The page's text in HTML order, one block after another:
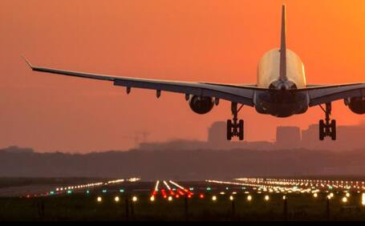
விமான நிறுவனங்கள்
நீட்டித்துள்ளது.
இந்திய விமானங்கள் மீதான தனது சொந்த
அறிவிப்பை வெளியிட்டதை அடுத்து இந்த
இந்த பரஸ்பர நடவடிக்கை இரு
மாதத்தைக் குறிக்கிறது.
ஏப்ரல் மாதம் காஷ்மீரின்
பஹல்காமில்